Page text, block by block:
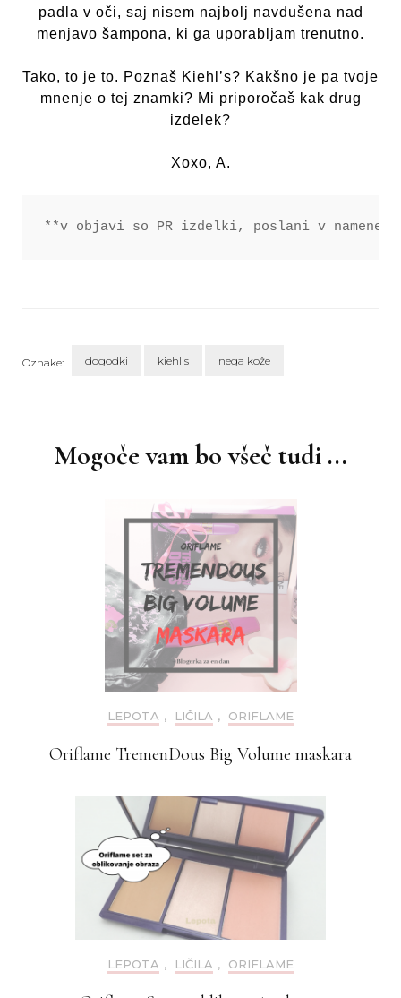
padla v oči, saj nisem najbolj navdušena nad
menjavo šampona, ki ga uporabljam trenutno.
Tako, to je to. Poznaš Kiehl’s? Kakšno je pa tvoje
mnenje o tej znamki? Mi priporočaš kak drug
izdelek?
Xoxo, A.
**v objavi so PR izdelki, poslani v namene
Oznake: dogodki kiehl's nega kože
Mogoče vam bo všeč tudi ...
LEPOTA , LIČILA , ORIFLAME
Oriflame TremenDous Big Volume maskara
LEPOTA , LIČILA , ORIFLAME